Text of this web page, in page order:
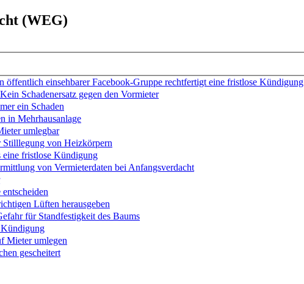
(WEG)
öffentlich einsehbarer Facebook-Gruppe rechtfertigt eine fristlose Kündigung
Schadenersatz gegen den Vormieter
ein Schaden
in Mehrhausanlage
umlegbar
Stilllegung von Heizkörpern
eine fristlose Kündigung
von Vermieterdaten bei Anfangsverdacht
Lüften herausgeben
für Standfestigkeit des Baums
Mieter umlegen
gescheitert